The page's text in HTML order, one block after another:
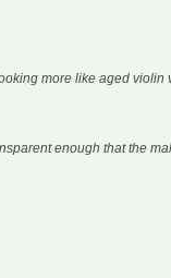
more like aged
enough that the